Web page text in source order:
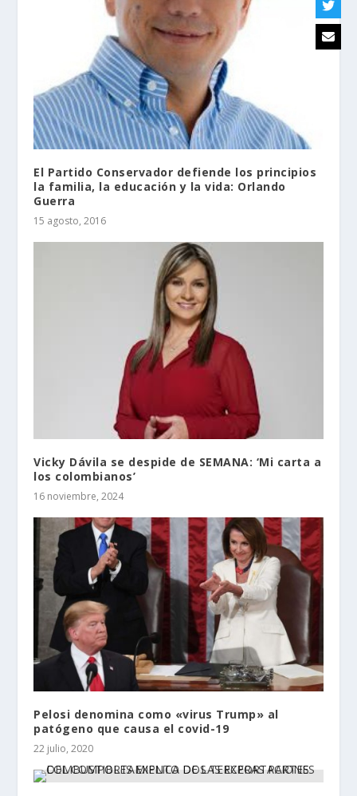
El Partido Conservador defiende los principios
la familia, la educación y la vida: Orlando
Guerra
15 agosto, 2016
Vicky Dávila se despide de SEMANA: ‘Mi carta a
los colombianos’
16 noviembre, 2024
Pelosi denomina como «virus Trump» al
patógeno que causa el covid-19
22 julio, 2020